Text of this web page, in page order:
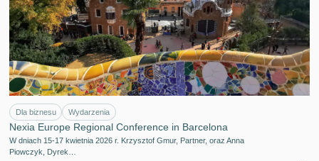
Dla biznesu Wydarzenia
Nexia Europe Regional Conference in Barcelona
W dniach 15-17 kwietnia 2026 r. Krzysztof Gmur, Partner, oraz Anna
Piowczyk, Dyrek…